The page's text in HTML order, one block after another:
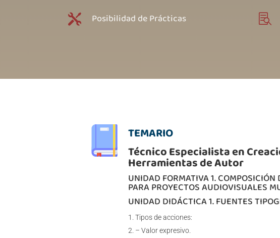
 Posibilidad de Prácticas 
TEMARIO
Técnico Especialista en
Herramientas de Autor
UNIDAD FORMATIVA 1.
PARA PROYECTOS AUDIOVISUALES
UNIDAD DIDÁCTICA 1. FUENTES
Tipos de acciones:
– Valor expresivo.